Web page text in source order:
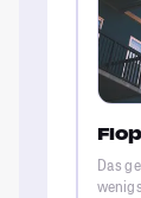
Flop
Das